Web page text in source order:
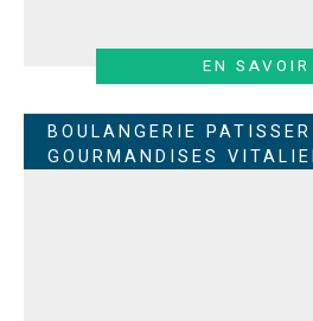
EN
BOULANGERIE
GOURMANDISES